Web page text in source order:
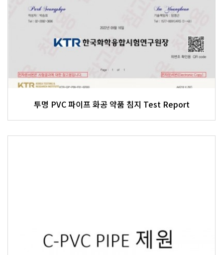
투명 PVC 파이프 화공 약품 침지 Test Report